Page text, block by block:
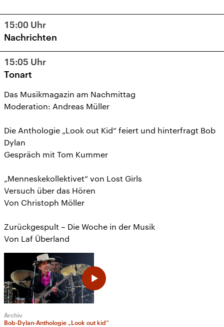
15:00 Uhr
Nachrichten
15:05 Uhr
Tonart
Das Musikmagazin am Nachmittag
Moderation: Andreas Müller
Die Anthologie „Look out Kid“ feiert und hinterfragt Bob
Dylan
Gespräch mit Tom Kummer
„Menneskekollektivet“ von Lost Girls
Versuch über das Hören
Von Christoph Möller
Zurückgespult – Die Woche in der Musik
Von Laf Überland
Archiv
Bob-Dylan-Anthologie „Look out kid“